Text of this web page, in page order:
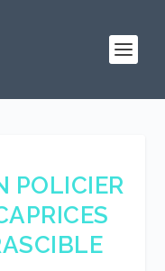
POLICIER